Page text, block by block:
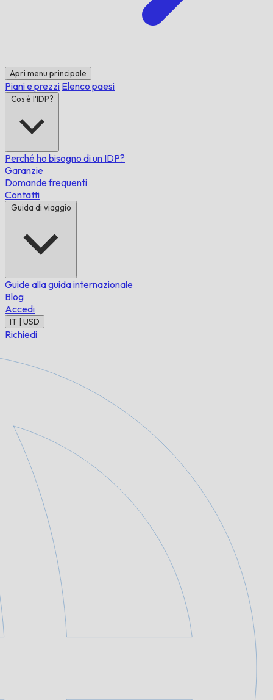
Apri menu principale
Piani e prezzi Elenco paesi
Cos'è l'IDP?
Perché ho bisogno di un IDP?
Garanzie
Domande frequenti
Contatti
Guida di viaggio
Guide alla guida internazionale
Blog
Accedi
IT | USD
Richiedi